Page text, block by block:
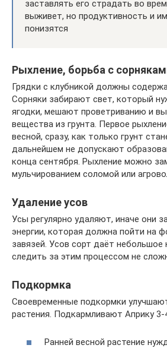
заставлять его страдать во
выживет, но продуктивность и
понизятся
Рыхление, борьба с
Грядки с клубникой должны
Сорняки забирают свет, который
ягодки, мешают проветриванию и
вещества из грунта. Первое
весной, сразу, как только грунт
дальнейшем не допускают
конца сентября. Рыхление можно
мульчированием соломой или
Удаление усов
Усы регулярно удаляют, иначе они
энергии, которая должна пойти на
завязей. Усов сорт даёт небольшое
следить за этим процессом не
Подкормка
Своевременные подкормки
растения. Подкармливают Априку 3-
Ранней весной растение